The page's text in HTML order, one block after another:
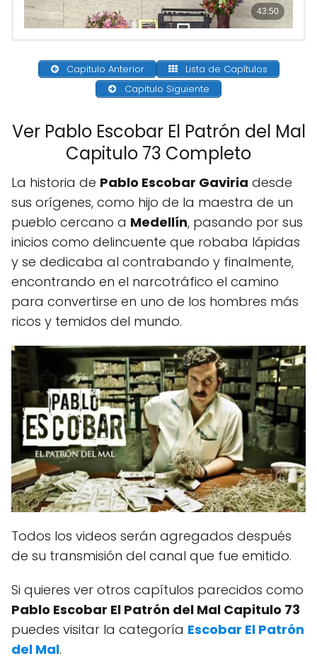
Capitulo Anterior
Lista de Capítulos
Capitulo Siguiente
Ver Pablo Escobar El Patrón del Mal
Capitulo 73 Completo
La historia de Pablo Escobar Gaviria desde
sus orígenes, como hijo de la maestra de un
pueblo cercano a Medellín, pasando por sus
inicios como delincuente que robaba lápidas
y se dedicaba al contrabando y finalmente,
encontrando en el narcotráfico el camino
para convertirse en uno de los hombres más
ricos y temidos del mundo.
Todos los videos serán agregados después
de su transmisión del canal que fue emitido.
Si quieres ver otros capítulos parecidos como
Pablo Escobar El Patrón del Mal Capitulo 73
puedes visitar la categoría Escobar El Patrón
del Mal.